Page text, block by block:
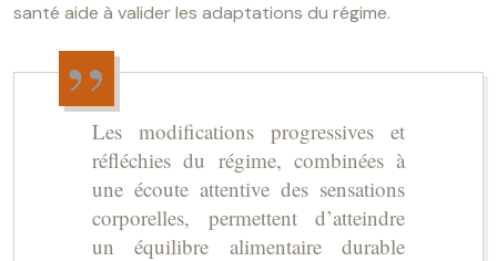
santé aide à valider les adaptations du régime.
Les modifications progressives et
réfléchies du régime, combinées à
une écoute attentive des sensations
corporelles, permettent d’atteindre
un équilibre alimentaire durable